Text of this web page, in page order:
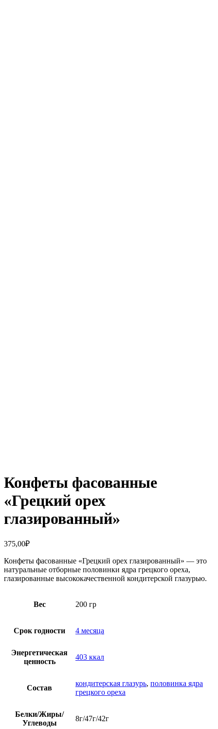
Конфеты фасованные
«Грецкий орех
глазированный»
375,00₽
Конфеты фасованные «Грецкий орех глазированный» — это
натуральные отборные половинки ядра грецкого ореха,
глазированные высококачественной кондитерской глазурью.
Вес 200 гр
Срок годности 4 месяца
Энергетическая
ценность
403 ккал
Состав
кондитерская глазурь, половинка ядра
грецкого ореха
Белки/Жиры/
Углеводы
8г/47г/42г